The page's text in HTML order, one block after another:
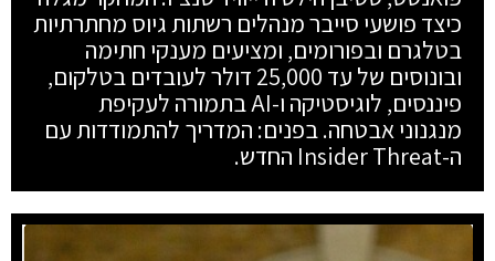
כיצד פושעי סייבר מנהלים רשתות גיוס מחתרתיות
בטלגרם ובפורומים, ומציעים מענקי חתימה
ובונוסים של עד 25,000 דולר לעובדים בטלקום,
פיננסים, לוגיסטיקה ו-AI בתמורה לעקיפת
מנגנוני אבטחה. בפנים: המדריך להתמודדות עם
ה-Insider Threat החדש.